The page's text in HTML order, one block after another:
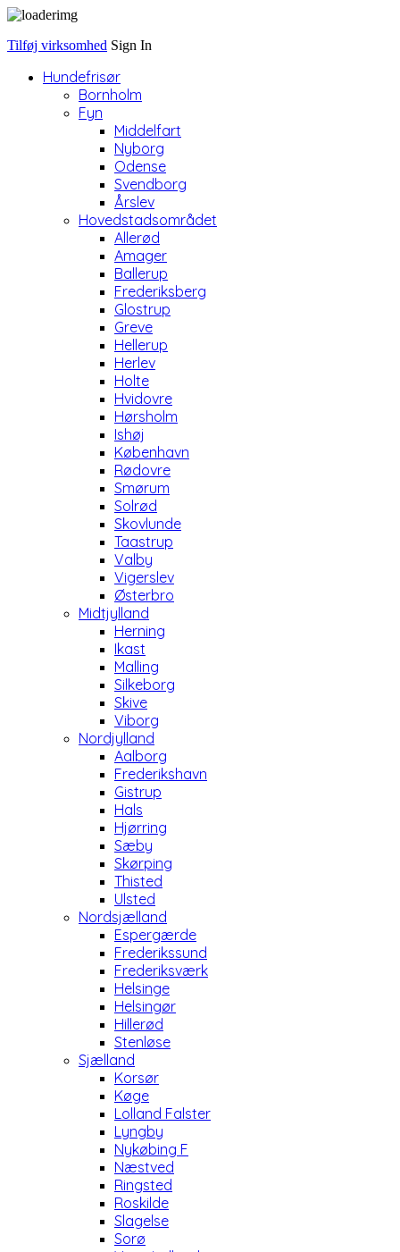
Tilføj virksomhed Sign In
Hundefrisør
Bornholm
Fyn
Middelfart
Nyborg
Odense
Svendborg
Årslev
Hovedstadsområdet
Allerød
Amager
Ballerup
Frederiksberg
Glostrup
Greve
Hellerup
Herlev
Holte
Hvidovre
Hørsholm
Ishøj
København
Rødovre
Smørum
Solrød
Skovlunde
Taastrup
Valby
Vigerslev
Østerbro
Midtjylland
Herning
Ikast
Malling
Silkeborg
Skive
Viborg
Nordjylland
Aalborg
Frederikshavn
Gistrup
Hals
Hjørring
Sæby
Skørping
Thisted
Ulsted
Nordsjælland
Espergærde
Frederikssund
Frederiksværk
Helsinge
Helsingør
Hillerød
Stenløse
Sjælland
Korsør
Køge
Lolland Falster
Lyngby
Nykøbing F
Næstved
Ringsted
Roskilde
Slagelse
Sorø